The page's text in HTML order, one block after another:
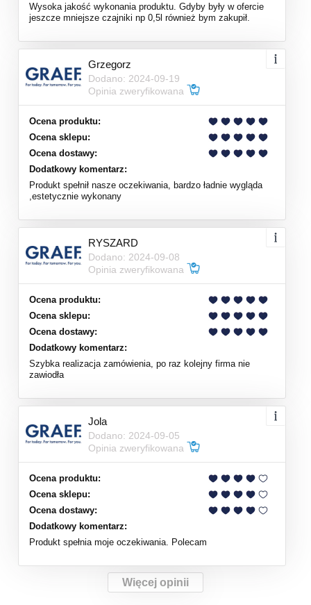
Wysoka jakość wykonania produktu. Gdyby były w ofercie
jeszcze mniejsze czajniki np 0,5l również bym zakupił.
Grzegorz
Dodano: 2024-09-19
Opinia zweryfikowana
Ocena produktu:
Ocena sklepu:
Ocena dostawy:
Dodatkowy komentarz:
Produkt spełnił nasze oczekiwania, bardzo ładnie wygląda
,estetycznie wykonany
RYSZARD
Dodano: 2024-09-08
Opinia zweryfikowana
Ocena produktu:
Ocena sklepu:
Ocena dostawy:
Dodatkowy komentarz:
Szybka realizacja zamówienia, po raz kolejny firma nie
zawiodła
Jola
Dodano: 2024-09-05
Opinia zweryfikowana
Ocena produktu:
Ocena sklepu:
Ocena dostawy:
Dodatkowy komentarz:
Produkt spełnia moje oczekiwania. Polecam
Więcej opinii